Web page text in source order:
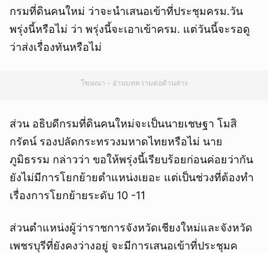
กรมที่ดินคนใหม่ ว่าจะนำเสนอเข้าที่ประชุมครม.วัน
พรุ่งนี้หรือไม่ ว่า พรุ่งนี้จะเอาเข้าครม. แต่วันนี้จะรอดู
ว่าส่งเรื่องทันหรือไม่
โฆษณา - อ่านบทความต่อด้านล่าง
ส่วน อธิบดีกรมที่ดินคนใหม่จะเป็นนายเชษฐา โมสิ
กรัตน์ รองปลัดกระทรวงมหาดไทยหรือไม่ นาย
ภูมิธรรม กล่าวว่า ขอให้พรุ่งนี้เรียบร้อยก่อนค่อยว่ากัน
ยังไม่มีการโยกย้ายตำแหน่งเยอะ แต่เป็นช่วงที่ต้องทำ
เรื่องการโยกย้ายระดับ 10 -11
ส่วนตำแหน่งผู้ว่าราชการจังหวัดเชียงใหม่และจังหวัด
เพชรบุรีที่ยังคงว่างอยู่ จะมีการเสนอเข้าที่ประชุมค